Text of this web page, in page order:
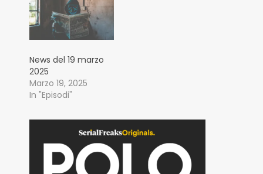
News del 19 marzo
2025
Marzo 19, 2025
In "Episodi"